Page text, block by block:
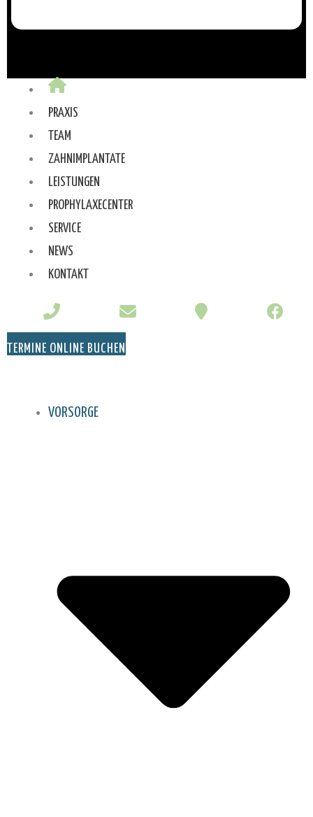
PRAXIS
TEAM
ZAHNIMPLANTATE
LEISTUNGEN
PROPHYLAXECENTER
SERVICE
NEWS
KONTAKT
TERMINE ONLINE BUCHEN
VORSORGE